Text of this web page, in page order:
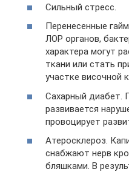
Сильный стресс.
Перенесенные
ЛОР органов,
характера могут
ткани или стать
участке височной
Сахарный диабет.
развивается
провоцирует
Атеросклероз.
снабжают нерв
бляшками. В